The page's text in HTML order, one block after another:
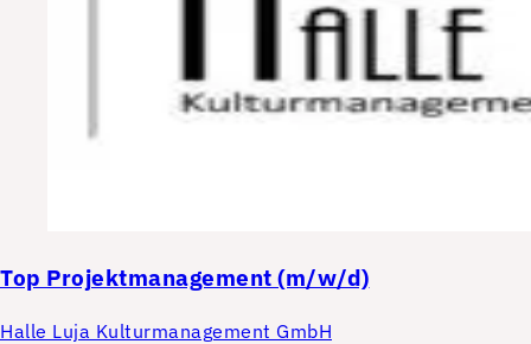
Top Projektmanagement (m/w/d)
Halle Luja Kulturmanagement GmbH